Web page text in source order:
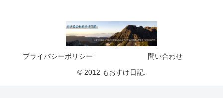
プライバシーポリシー
問い合わせ
© 2012 もおすけ日記.